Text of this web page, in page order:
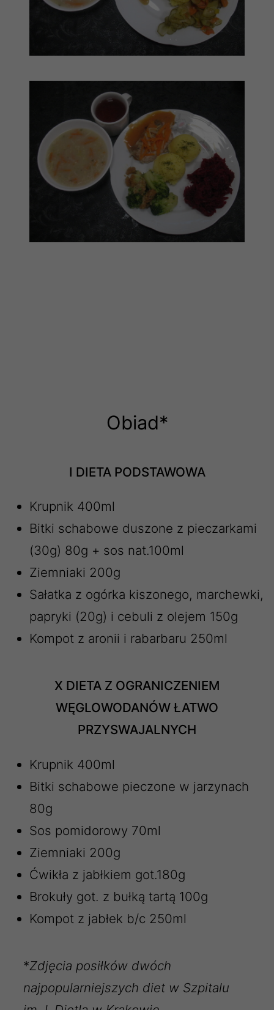
Obiad*
I DIETA PODSTAWOWA
Krupnik 400ml
Bitki schabowe duszone z pieczarkami
(30g) 80g + sos nat.100ml
Ziemniaki 200g
Sałatka z ogórka kiszonego, marchewki,
papryki (20g) i cebuli z olejem 150g
Kompot z aronii i rabarbaru 250ml
X DIETA Z OGRANICZENIEM
WĘGLOWODANÓW ŁATWO
PRZYSWAJALNYCH
Krupnik 400ml
Bitki schabowe pieczone w jarzynach
80g
Sos pomidorowy 70ml
Ziemniaki 200g
Ćwikła z jabłkiem got.180g
Brokuły got. z bułką tartą 100g
Kompot z jabłek b/c 250ml
*Zdjęcia posiłków dwóch
najpopularniejszych diet w Szpitalu